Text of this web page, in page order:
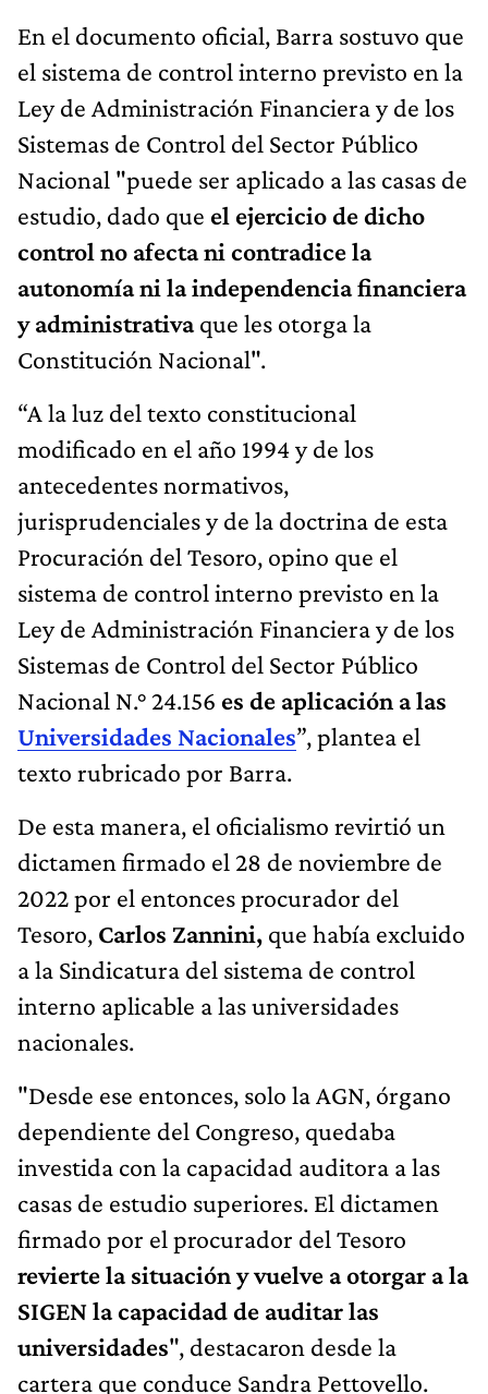
En el documento oficial, Barra sostuvo que
el sistema de control interno previsto en la
Ley de Administración Financiera y de los
Sistemas de Control del Sector Público
Nacional "puede ser aplicado a las casas de
estudio, dado que el ejercicio de dicho
control no afecta ni contradice la
autonomía ni la independencia financiera
y administrativaque les otorga la
Constitución Nacional".
“A la luz del texto constitucional
modificado en el año 1994 y de los
antecedentes normativos,
jurisprudenciales y de la doctrina de esta
Procuración del Tesoro, opino que el
sistema de control interno previsto en la
Ley de Administración Financiera y de los
Sistemas de Control del Sector Público
Nacional N.° 24.156 es de aplicación a las
Universidades Nacionales”, plantea el
texto rubricado por Barra.
De esta manera, el oficialismo revirtió un
dictamen firmado el 28 de noviembre de
2022 por el entonces procurador del
Tesoro, Carlos Zannini, que había excluido
a la Sindicatura del sistema de control
interno aplicable a las universidades
nacionales.
"Desde ese entonces, solo la AGN, órgano
dependiente del Congreso, quedaba
investida con la capacidad auditora a las
casas de estudio superiores. El dictamen
firmado por el procurador del Tesoro
revierte la situación y vuelve a otorgar a la
SIGEN la capacidad de auditar las
universidades", destacaron desde la
cartera que conduce Sandra Pettovello.